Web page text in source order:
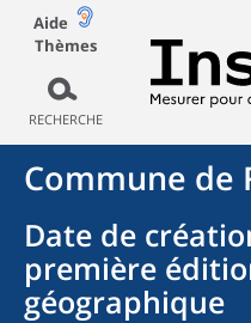
Aide
Thèmes
RECHERCHE
Commune de
Date de
première
géographique